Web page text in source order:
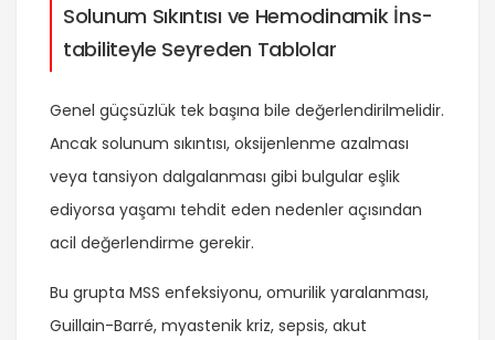
Solunum Sıkıntısı ve He­mo­dina­mik İns­
tabi­li­teyle Seyreden Tablolar
Genel güçsüzlük tek başına bile değerlendirilmelidir.
Ancak solunum sıkıntısı, oksijenlenme azalması
veya tansiyon dalgalanması gibi bulgular eşlik
ediyorsa yaşamı tehdit eden nedenler açısından
acil değerlendirme gerekir.
Bu grupta MSS enfeksiyonu, omurilik yaralanması,
Guillain-Barré, myastenik kriz, sepsis, akut